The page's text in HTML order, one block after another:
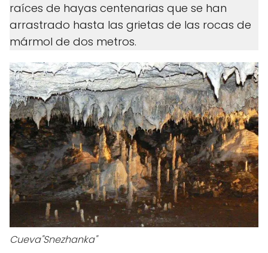
raíces de hayas centenarias que se han
arrastrado hasta las grietas de las rocas de
mármol de dos metros.
Cueva"Snezhanka"